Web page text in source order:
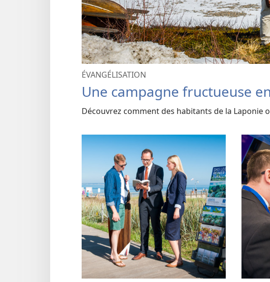
ÉVANGÉLISATION
Une campagne fructueuse
Découvrez comment des habitants de la Laponie